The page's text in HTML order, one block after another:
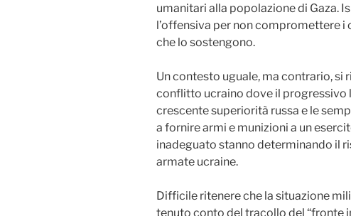
umanitari alla popolazione di Gaza.
l’offensiva per non compromettere
che lo sostengono.
Un contesto uguale, ma contrario, si
conflitto ucraino dove il progressivo
crescente superiorità russa e le
a fornire armi e munizioni a un
inadeguato stanno determinando il
armate ucraine.
Difficile ritenere che la situazione
tenuto conto del tracollo del “fronte